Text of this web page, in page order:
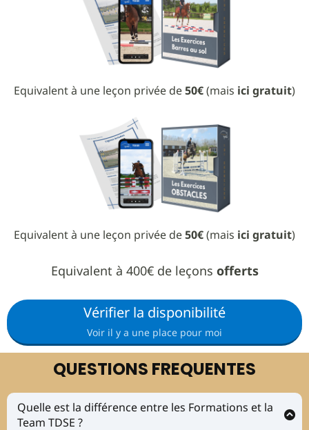
Equivalent à une leçon privée de50€(mais ici gratuit)
Equivalent à une leçon privée de50€(mais ici gratuit)
Equivalent à 400€ de leçons offerts
Vérifier la disponibilité
Voir il y a une place pour moi
QUESTIONS FREQUENTES
Quelle est la différence entre les Formations et la
Team TDSE ?